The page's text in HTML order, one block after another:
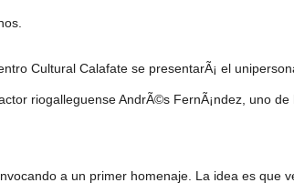
Cultural Calafate se presentarÃ¡ el
riogalleguense AndrÃ©s FernÃ¡ndez, uno de
a un primer homenaje. La idea es que